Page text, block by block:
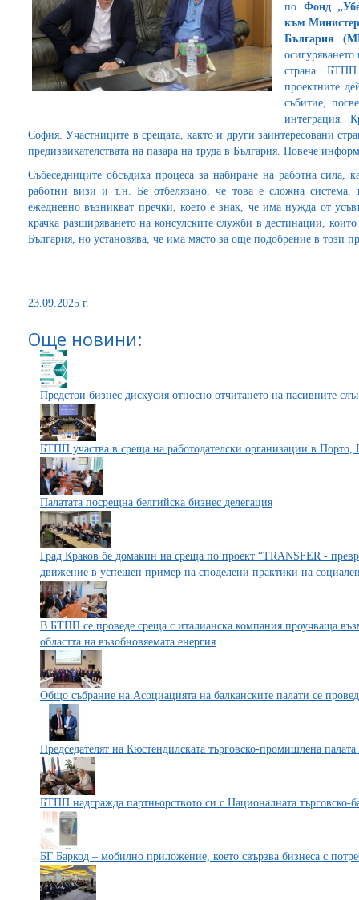
по Фонд
към
България
страна.
проектните
събитие,
интеграция.
София. Участниците в срещата, както и други заинтересовани
предизвикателствата на пазара на труда в България. Повече
Събеседниците обсъдиха процеса за набиране на работна сила,
работни визи и т.н. Бе отбелязано, че това е сложна
ежедневно възникват пречки, което е знак, че има нужда от
крачка разширяването на консулските служби в дестинации,
България, но установява, че има място за още подобрение в този
23.09.2025 г.
Още новини:
Предстои бизнес дискусия относно отчитането на пасивните
БТПП участва в среща на работодателски организации в Порто,
Палатата посрещна белгийска бизнес делегация
Град Краков бе домакин на среща по проект “TRANSFER -
движение в успешен пример на споделени практики на
В БТПП се проведе среща с италианска компания проучваща
областта на възобновяемата енергия
Общо събрание на Асоциацията на балканските палати се
Председателят на Кюстендилската търговско-промишлена
БТПП надгражда партньорството си с Националната търговско-
БГ Баркод – мобилно приложение, което свързва бизнеса с